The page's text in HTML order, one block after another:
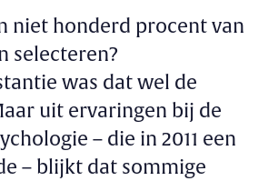
niet honderd procent van
selecteren?
was dat wel de
uit ervaringen bij de
– die in 2011 een
– blijkt dat sommige